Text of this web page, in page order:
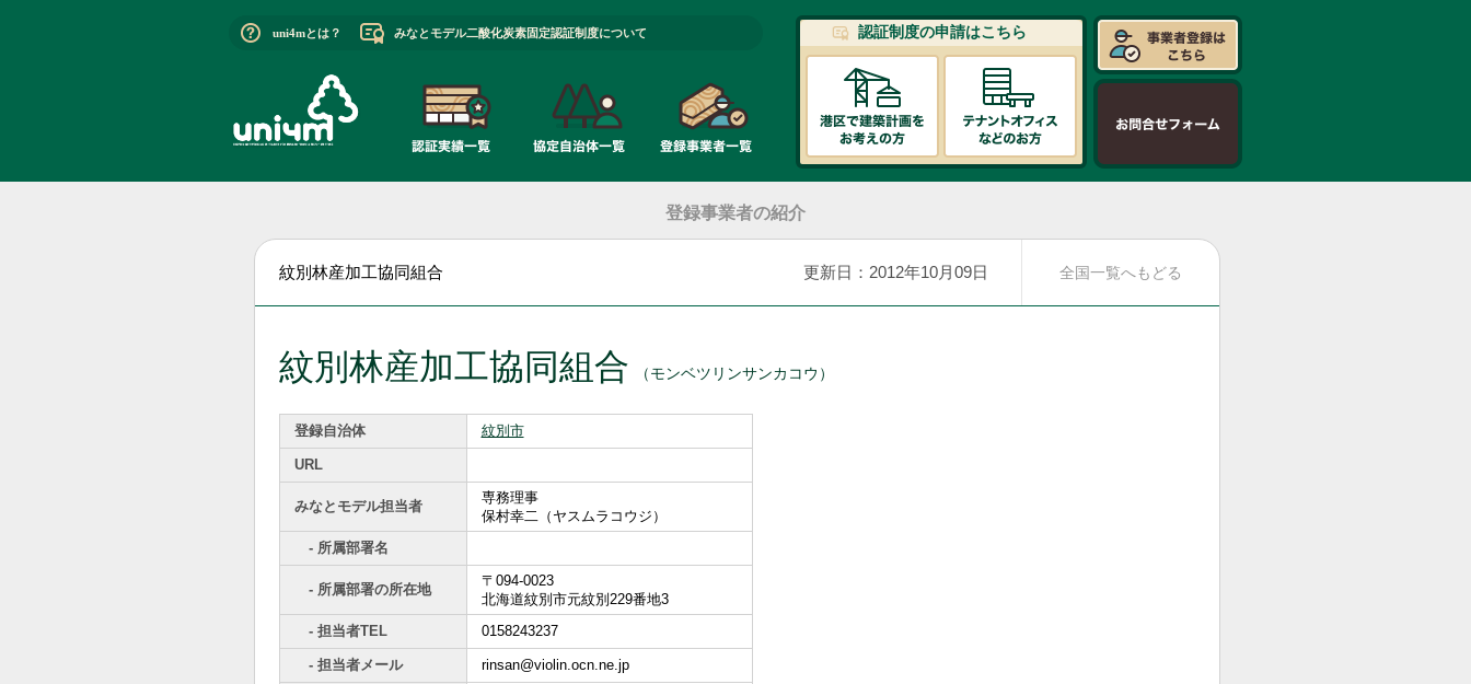
uni4mとは？ みなとモデル二酸化炭素固定認証制度について 認証制度の申請はこちら
登録事業者の紹介
紋別林産加工協同組合 全国一覧へもどる
更新日：2012年10月09日
紋別林産加工協同組合 （モンベツリンサンカコウ）
登録自治体 紋別市
URL
みなとモデル担当者
専務理事
保村幸二（ヤスムラコウジ）
- 所属部署名
- 所属部署の所在地
〒094-0023
北海道紋別市元紋別229番地3
- 担当者TEL
0158243237
- 担当者メール rinsan@violin.ocn.ne.jp